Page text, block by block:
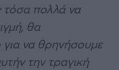
τόσα πολλά να
θα
να θρηνήσουμε
την τραγική